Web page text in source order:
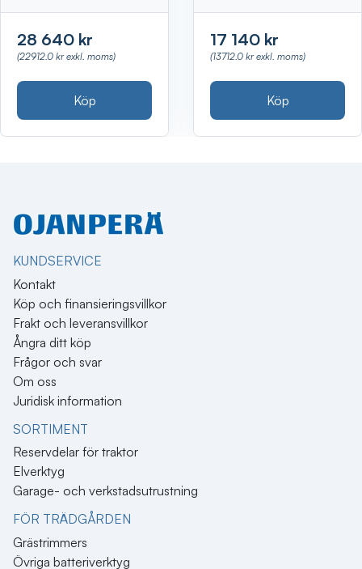
28 640 kr
(22912.0 kr exkl. moms)
Köp
17 140 kr
(13712.0 kr exkl. moms)
Köp
KUNDSERVICE
Kontakt
Köp och finansieringsvillkor
Frakt och leveransvillkor
Ångra ditt köp
Frågor och svar
Om oss
Juridisk information
SORTIMENT
Reservdelar för traktor
Elverktyg
Garage- och verkstadsutrustning
FÖR TRÄDGÅRDEN
Grästrimmers
Övriga batteriverktyg